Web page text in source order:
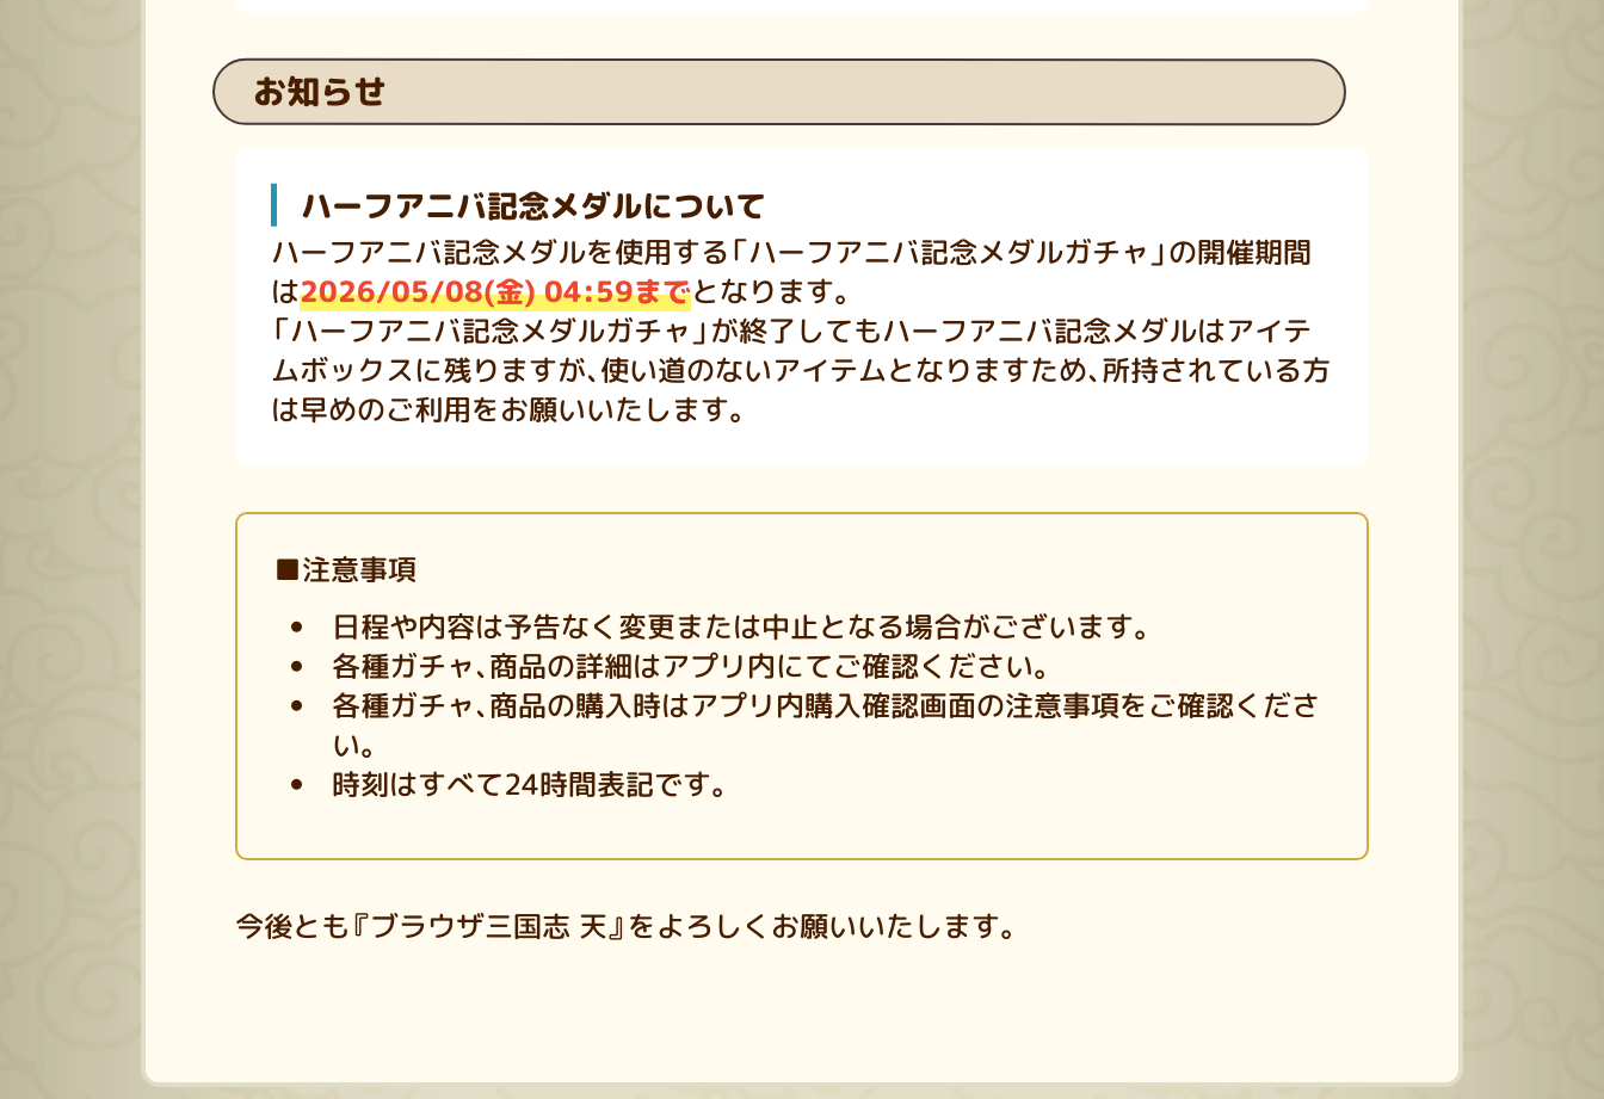
お知らせ
ハーフアニバ記念メダルについて
ハーフアニバ記念メダルを使用する「ハーフアニバ記念メダルガチャ」の開催期間
は2026/05/08(金) 04:59までとなります。
「ハーフアニバ記念メダルガチャ」が終了してもハーフアニバ記念メダルはアイテ
ムボックスに残りますが、使い道のないアイテムとなりますため、所持されている方
は早めのご利用をお願いいたします。
■注意事項
日程や内容は予告なく変更または中止となる場合がございます。
各種ガチャ、商品の詳細はアプリ内にてご確認ください。
各種ガチャ、商品の購入時はアプリ内購入確認画面の注意事項をご確認くださ
い。
時刻はすべて24時間表記です。
今後とも『ブラウザ三国志 天』をよろしくお願いいたします。